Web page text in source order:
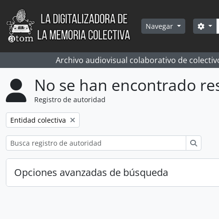
Skip to main content
Navegar
Archivo audiovisual colaborativo de
No se han encontrado
Registro de autoridad
Remove filter:
Entidad colectiva
Opciones avanzadas de búsqueda